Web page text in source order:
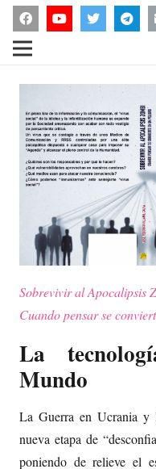
Sobrevivir al Apocalipsis
Cuando pensar se
La
Mundo
La Guerra en Ucrania y
nueva etapa de
poniendo de relieve el